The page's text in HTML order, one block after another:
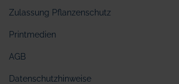
Zulassung Pflanzenschutz
Printmedien
AGB
Datenschutzhinweise